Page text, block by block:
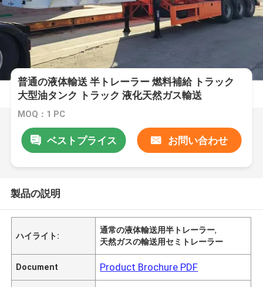
普通の液体輸送 半トレーラー 燃料補給 トラック
大型油タンク トラック 液化天然ガス輸送
MOQ：1 PC
ベストプライス お問い合わせ
製品の説明
ハイライト:
通常の液体輸送用半トレーラー,
天然ガスの輸送用セミトレーラー
Document Product Brochure PDF